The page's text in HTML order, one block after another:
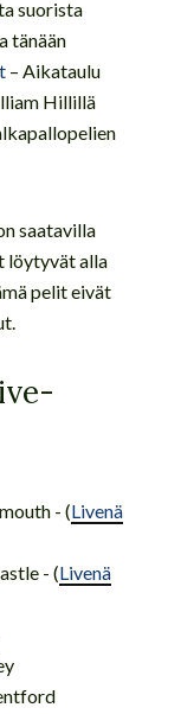
suorista
tänään
– Aikataulu
Hillillä
saatavilla
löytyvät alla
pelit eivät
- (Livenä
- (Livenä